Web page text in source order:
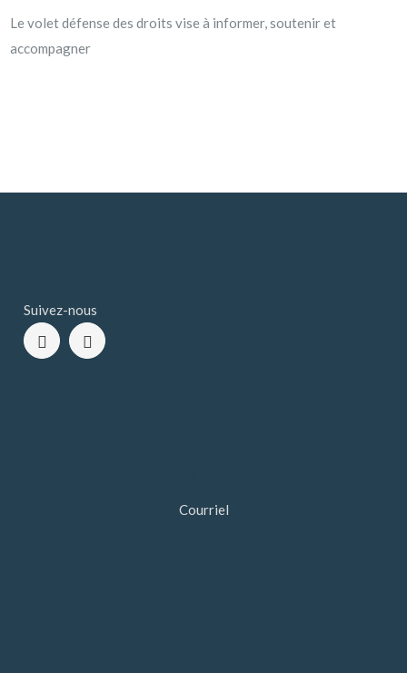
Le volet défense des droits vise à informer, soutenir et
accompagner
Suivez-nous
Courriel